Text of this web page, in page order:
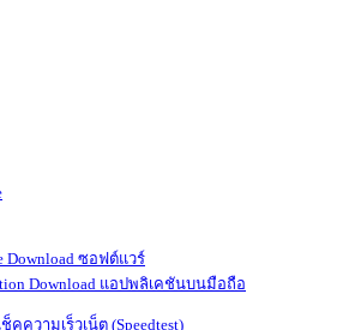
ซอฟต์แวร์
แอปพลิเคชันบนมือถือ
ช็คความเร็วเน็ต (Speedtest)